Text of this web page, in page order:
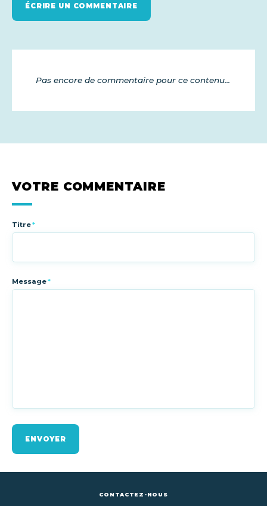
ÉCRIRE UN COMMENTAIRE
Pas encore de commentaire pour ce contenu...
VOTRE COMMENTAIRE
Titre*
Message*
ENVOYER
CONTACTEZ-NOUS